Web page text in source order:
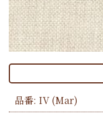
品番: IV(Mar)